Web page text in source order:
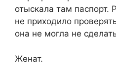
отыскала там паспорт.
не приходило
она не могла не
Женат.